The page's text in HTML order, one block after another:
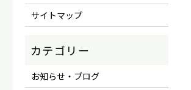
サイトマップ
お知らせ・ブログ